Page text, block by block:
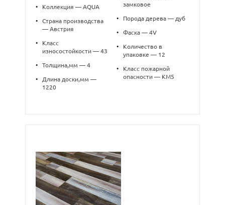
• Коллекция — AQUA
•
Страна производства
— Австрия
•
Класс
износостойкости — 43
• Толщина,мм — 4
•
Длина доски,мм —
1220
замковое
• Порода дерева — дуб
• Фаска — 4V
•
Количество в
упаковке — 12
•
Класс пожарной
опасности — КМ5